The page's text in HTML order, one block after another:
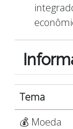
Tema
💰 Moeda